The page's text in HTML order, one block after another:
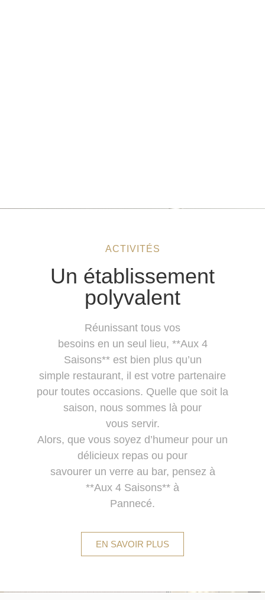
ACTIVITÉS
Un établissement
polyvalent
Réunissant tous vos
besoins en un seul lieu, **Aux 4
Saisons** est bien plus qu’un
simple restaurant, il est votre partenaire
pour toutes occasions. Quelle que soit la
saison, nous sommes là pour
vous servir.
Alors, que vous soyez d’humeur pour un
délicieux repas ou pour
savourer un verre au bar, pensez à
**Aux 4 Saisons** à
Pannecé.
EN SAVOIR PLUS